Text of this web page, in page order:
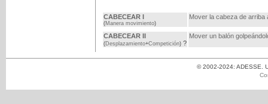
CABECEAR I
(Manera movimiento)
Mover la cabeza de arriba
CABECEAR II
(Desplazamiento+Competición)?
Mover un balón
© 2002-2024: ADESSE.